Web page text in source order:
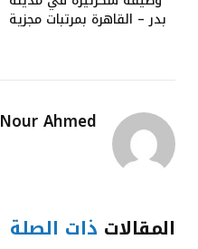
بدر – القاهرة بمرتبات مجزية
Nour Ahmed
المقالات ذات الصلة